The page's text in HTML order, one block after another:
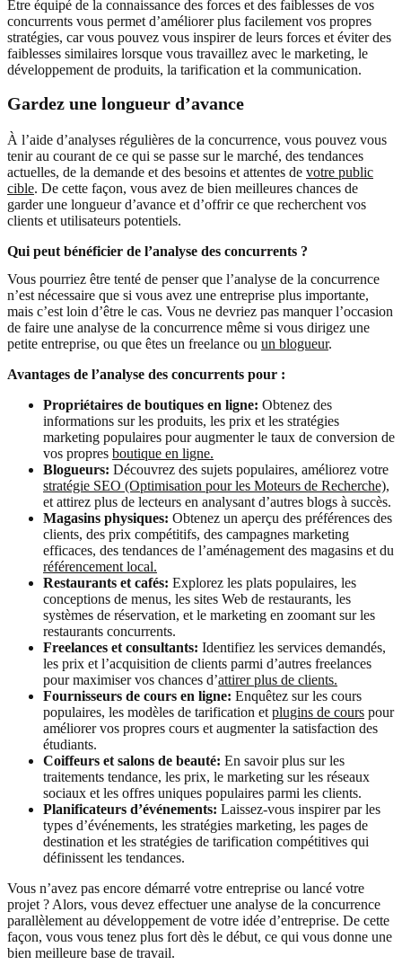
Être équipé de la connaissance des forces et des faiblesses de vos
concurrents vous permet d’améliorer plus facilement vos propres
stratégies, car vous pouvez vous inspirer de leurs forces et éviter des
faiblesses similaires lorsque vous travaillez avec le marketing, le
développement de produits, la tarification et la communication.
Gardez une longueur d’avance
À l’aide d’analyses régulières de la concurrence, vous pouvez vous
tenir au courant de ce qui se passe sur le marché, des tendances
actuelles, de la demande et des besoins et attentes de votre public
cible. De cette façon, vous avez de bien meilleures chances de
garder une longueur d’avance et d’offrir ce que recherchent vos
clients et utilisateurs potentiels.
Qui peut bénéficier de l’analyse des concurrents ?
Vous pourriez être tenté de penser que l’analyse de la concurrence
n’est nécessaire que si vous avez une entreprise plus importante,
mais c’est loin d’être le cas. Vous ne devriez pas manquer l’occasion
de faire une analyse de la concurrence même si vous dirigez une
petite entreprise, ou que êtes un freelance ou un blogueur.
Avantages de l’analyse des concurrents pour :
Propriétaires de boutiques en ligne: Obtenez des
informations sur les produits, les prix et les stratégies
marketing populaires pour augmenter le taux de conversion de
vos propres boutique en ligne.
Blogueurs: Découvrez des sujets populaires, améliorez votre
stratégie SEO (Optimisation pour les Moteurs de Recherche),
et attirez plus de lecteurs en analysant d’autres blogs à succès.
Magasins physiques: Obtenez un aperçu des préférences des
clients, des prix compétitifs, des campagnes marketing
efficaces, des tendances de l’aménagement des magasins et du
référencement local.
Restaurants et cafés: Explorez les plats populaires, les
conceptions de menus, les sites Web de restaurants, les
systèmes de réservation, et le marketing en zoomant sur les
restaurants concurrents.
Freelances et consultants: Identifiez les services demandés,
les prix et l’acquisition de clients parmi d’autres freelances
pour maximiser vos chances d’attirer plus de clients.
Fournisseurs de cours en ligne: Enquêtez sur les cours
populaires, les modèles de tarification et plugins de cours pour
améliorer vos propres cours et augmenter la satisfaction des
étudiants.
Coiffeurs et salons de beauté: En savoir plus sur les
traitements tendance, les prix, le marketing sur les réseaux
sociaux et les offres uniques populaires parmi les clients.
Planificateurs d’événements: Laissez-vous inspirer par les
types d’événements, les stratégies marketing, les pages de
destination et les stratégies de tarification compétitives qui
définissent les tendances.
Vous n’avez pas encore démarré votre entreprise ou lancé votre
projet ? Alors, vous devez effectuer une analyse de la concurrence
parallèlement au développement de votre idée d’entreprise. De cette
façon, vous vous tenez plus fort dès le début, ce qui vous donne une
bien meilleure base de travail.